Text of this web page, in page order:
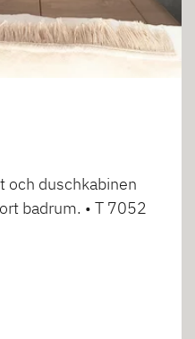
och duschkabinen
badrum. • T 7052